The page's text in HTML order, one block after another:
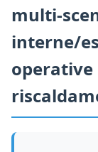
multi-
interne/
operative